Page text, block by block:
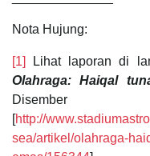
Nota Hujung:
[1]
Lihat laporan di
Olahraga: Haiqal
[http://
sea/artikel/olahraga-